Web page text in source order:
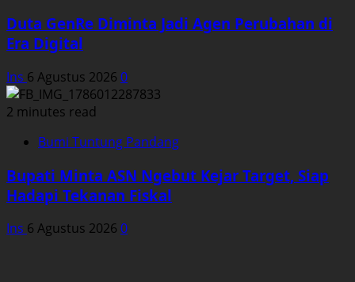
Duta GenRe Diminta Jadi Agen Perubahan di
Era Digital
Ins 6 Agustus 2026 0
2 minutes read
Bumi Tuntung Pandang
Bupati Minta ASN Ngebut Kejar Target, Siap
Hadapi Tekanan Fiskal
Ins 6 Agustus 2026 0